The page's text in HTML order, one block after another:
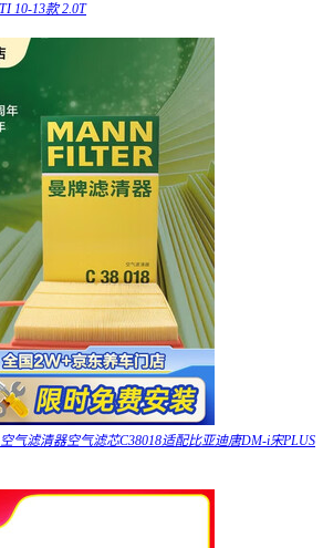
10-13款 2.0T
气滤清器空气滤芯C38018适配比亚迪唐DM-i宋PLUS